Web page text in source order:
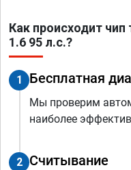
Как происходит
1.6 95 л.с.?
1 Бесплатная
Мы проверим
наиболее
2 Считывание